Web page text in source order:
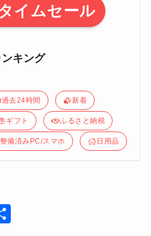
イムセール
キング
過去24時間 新着
ギフト ふるさと納税
整備済みPC/スマホ 日用品